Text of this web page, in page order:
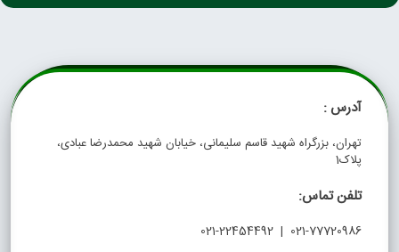
آدرس :
تهران، بزرگراه شهید قاسم سلیمانی، خیابان شهید محمدرضا عبادی،
پلاک1
تلفن تماس:
021-77720986 | 021-22454492